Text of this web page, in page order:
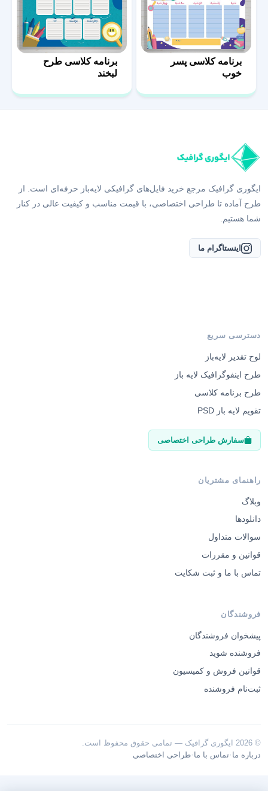
برنامه کلاسی پسر
خوب
برنامه کلاسی طرح
لبخند
ایگوری گرافیک مرجع خرید فایل‌های گرافیکی لایه‌باز حرفه‌ای است. از
طرح آماده تا طراحی اختصاصی، با قیمت مناسب و کیفیت عالی در کنار
شما هستیم.
اینستاگرام ما
دسترسی سریع
لوح تقدیر لایه‌باز
طرح اینفوگرافیک لایه باز
طرح برنامه کلاسی
تقویم لایه باز PSD
سفارش طراحی اختصاصی
راهنمای مشتریان
وبلاگ
دانلودها
سوالات متداول
قوانین و مقررات
تماس با ما و ثبت شکایت
فروشندگان
پیشخوان فروشندگان
فروشنده شوید
قوانین فروش و کمیسیون
ثبت‌نام فروشنده
© 2026 ایگوری گرافیک — تمامی حقوق محفوظ است.
درباره ما ·تماس با ما ·طراحی اختصاصی